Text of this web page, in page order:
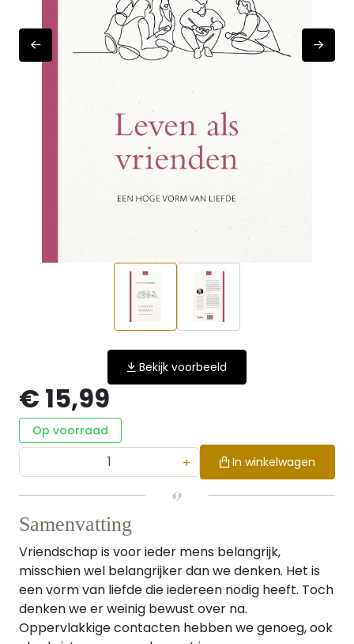
Bekijk voorbeeld
€ 15,99
Op voorraad
+ In winkelwagen
Samenvatting
Vriendschap is voor ieder mens belangrijk,
misschien wel belangrijker dan we denken. Het is
een vorm van liefde die iedereen nodig heeft. Toch
denken we er weinig bewust over na.
Oppervlakkige contacten hebben we genoeg, ook